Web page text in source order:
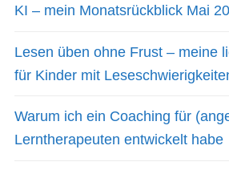
KI – mein Monatsrückblick Mai
Lesen üben ohne Frust – meine
für Kinder mit
Warum ich ein Coaching für
Lerntherapeuten entwickelt habe